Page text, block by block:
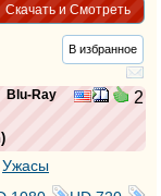
Скачать и Смотреть
В избранное
Blu-Ray 2
)
Ужасы